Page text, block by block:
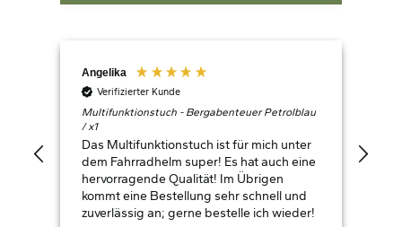
Angelika
Verifizierter Kunde
Multifunktionstuch - Bergabenteuer Petrolblau
/ x1
Das Multifunktionstuch ist für mich unter
dem Fahrradhelm super! Es hat auch eine
hervorragende Qualität! Im Übrigen
kommt eine Bestellung sehr schnell und
zuverlässig an; gerne bestelle ich wieder!